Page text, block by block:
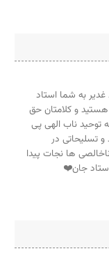
به شما استاد
و کلامتان حق
ناب الهی پی
و تسلیحاتی در
ها نجات پیدا
جان❤️